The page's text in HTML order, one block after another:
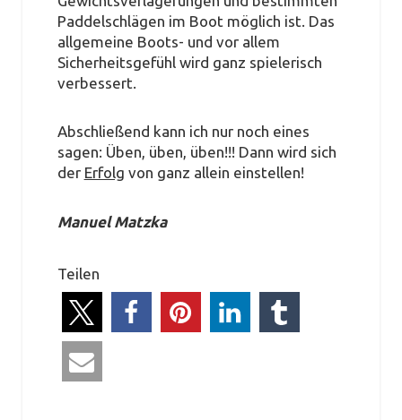
Paddelschlägen im Boot möglich ist. Das
allgemeine Boots- und vor allem
Sicherheitsgefühl wird ganz spielerisch
verbessert.
Abschließend kann ich nur noch eines
sagen: Üben, üben, üben!!! Dann wird sich
der Erfolg von ganz allein einstellen!
Manuel Matzka
Teilen